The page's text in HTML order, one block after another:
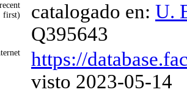
first)
catalogado en: U.
Q395643
https://
visto 2023-05-14